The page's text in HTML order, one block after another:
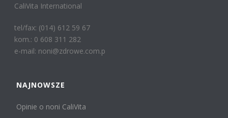
CaliVita International
tel/fax: (014) 612 59 67
kom.: 0 608 311 282
e-mail: noni@zdrowe.com.p
NAJNOWSZE
Opinie o noni CaliVita